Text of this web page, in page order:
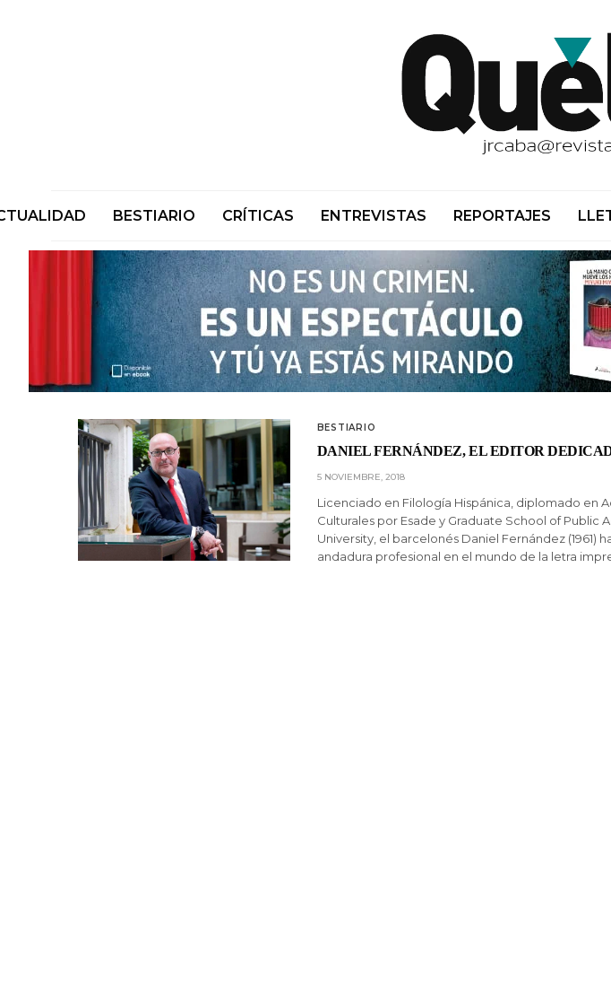
BESTIARIO CRÍTICAS ENTREVISTAS REPORTAJES
BESTIARIO
DANIEL FERNÁNDEZ, EL EDITOR
5 NOVIEMBRE, 2018
Licenciado en Filología Hispánica, diplomado en
Culturales por Esade y Graduate School of Public
University, el barcelonés Daniel Fernández (1961)
andadura profesional en el mundo de la letra